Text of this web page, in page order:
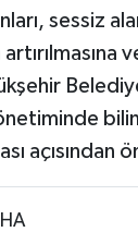
sessiz
açısından